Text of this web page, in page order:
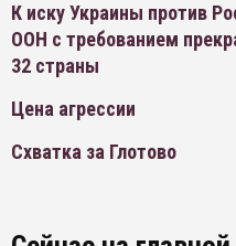
К иску Украины против
ООН с требованием
32 страны
Цена агрессии
Схватка за Глотово